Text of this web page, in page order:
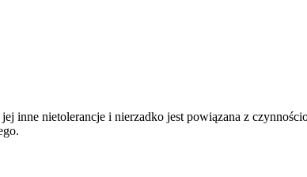
inne nietolerancje i nierzadko jest powiązana z